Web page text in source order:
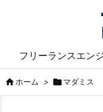
フリーランスエン
ホーム > マダミス